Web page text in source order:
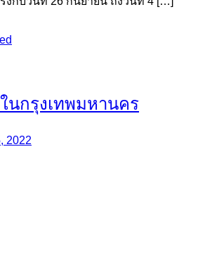
นกรุงเทพมหานคร
2022